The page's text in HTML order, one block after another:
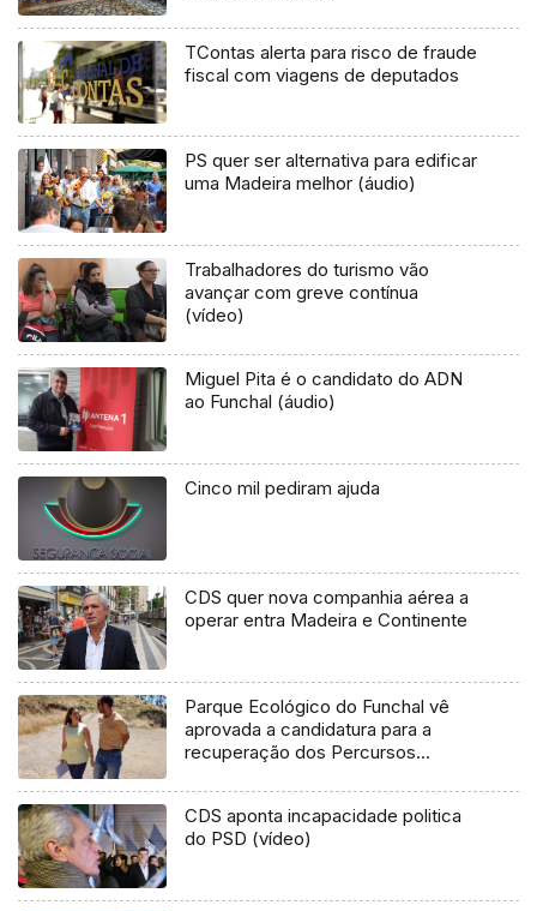
TContas alerta para risco de fraude
fiscal com viagens de deputados
PS quer ser alternativa para edificar
uma Madeira melhor (áudio)
Trabalhadores do turismo vão
avançar com greve contínua
(vídeo)
Miguel Pita é o candidato do ADN
ao Funchal (áudio)
Cinco mil pediram ajuda
CDS quer nova companhia aérea a
operar entra Madeira e Continente
Parque Ecológico do Funchal vê
aprovada a candidatura para a
recuperação dos Percursos
CDS aponta incapacidade politica
do PSD (vídeo)